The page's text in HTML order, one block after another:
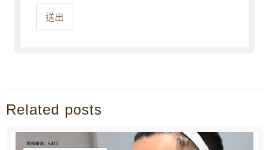
送出
Related posts